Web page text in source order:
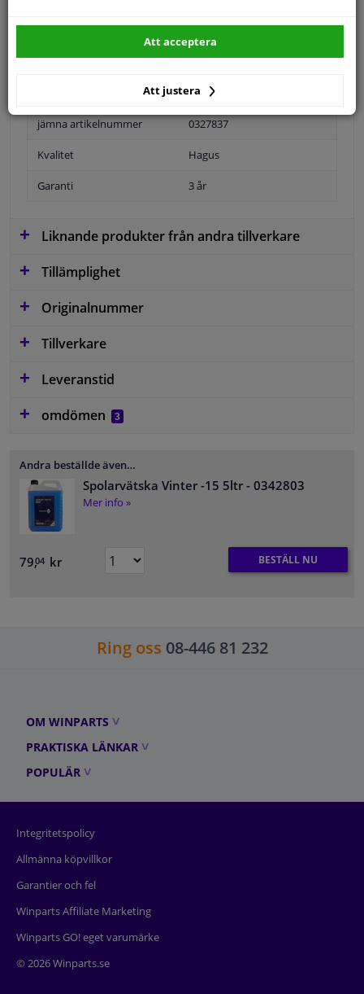
Ytter-/Innerspegel Uppvärmbar
Bulb-formad
jämna artikelnummer 0327837
Kvalitet Hagus
Garanti 3 år
Liknande produkter från andra tillverkare
Tillämplighet
Originalnummer
Tillverkare
Leveranstid
omdömen
3
Andra beställde även…
Spolarvätska Vinter -15 5ltr - 0342803
Mer info »
79,04 kr BESTÄLL NU
Ring oss 08-446 81 232
OM WINPARTS
PRAKTISKA LÄNKAR
POPULÄR
Integritetspolicy
Allmänna köpvillkor
Garantier och fel
Winparts Affiliate Marketing
Winparts GO! eget varumärke
© 2026 Winparts.se
Att justera
Att acceptera